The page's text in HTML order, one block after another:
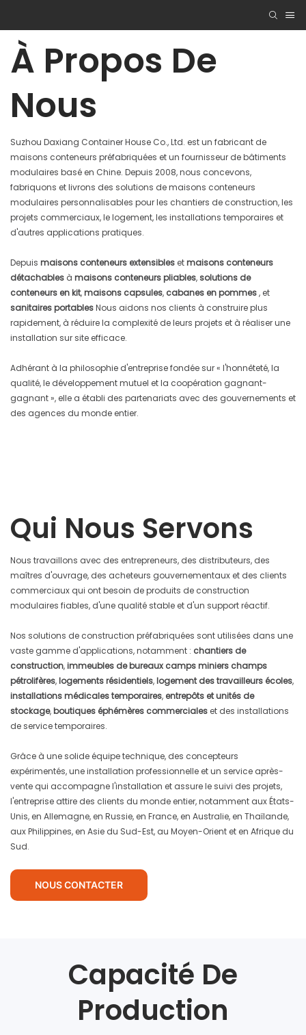
À Propos De
Nous
Suzhou Daxiang Container House Co., Ltd. est un fabricant de
maisons conteneurs préfabriquées et un fournisseur de bâtiments
modulaires basé en Chine. Depuis 2008, nous concevons,
fabriquons et livrons des solutions de maisons conteneurs
modulaires personnalisables pour les chantiers de construction, les
projets commerciaux, le logement, les installations temporaires et
d'autres applications pratiques.
Depuis maisons conteneurs extensibles etmaisons conteneurs
détachables à maisons conteneurs pliables,solutions de
conteneurs en kit,maisons capsules, cabanes en pommes, et
sanitaires portablesNous aidons nos clients à construire plus
rapidement, à réduire la complexité de leurs projets et à réaliser une
installation sur site efficace.
Adhérant à la philosophie d'entreprise fondée sur « l'honnêteté, la
qualité, le développement mutuel et la coopération gagnant-
gagnant », elle a établi des partenariats avec des gouvernements et
des agences du monde entier.
Qui Nous Servons
Nous travaillons avec des entrepreneurs, des distributeurs, des
maîtres d'ouvrage, des acheteurs gouvernementaux et des clients
commerciaux qui ont besoin de produits de construction
modulaires fiables, d'une qualité stable et d'un support réactif.
Nos solutions de construction préfabriquées sont utilisées dans une
vaste gamme d'applications, notamment : chantiers de
construction,immeubles de bureaux camps miniers champs
pétrolifères,logements résidentiels,logement des travailleurs écoles,
installations médicales temporaires, entrepôts et unités de
stockage,boutiques éphémères commerciales et des installations
de service temporaires.
Grâce à une solide équipe technique, des concepteurs
expérimentés, une installation professionnelle et un service après-
vente qui accompagne l'installation et assure le suivi des projets,
l'entreprise attire des clients du monde entier, notamment aux États-
Unis, en Allemagne, en Russie, en France, en Australie, en Thaïlande,
aux Philippines, en Asie du Sud-Est, au Moyen-Orient et en Afrique du
Sud.
NOUS CONTACTER
Capacité De
Production